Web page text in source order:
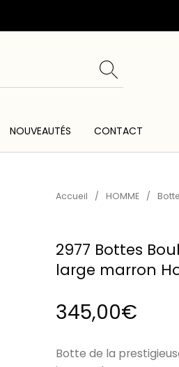
NOUVEAUTÉS CONTACT
Accueil / HOMME /
2977 Bottes
large marron
345,00€
Botte de la